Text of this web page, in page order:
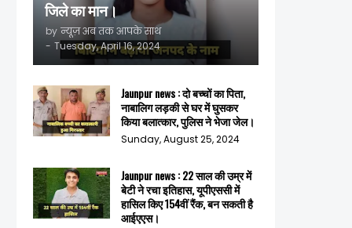
जिले का मान।
by न्यूज़ अब तक आपके साथ
- Tuesday, April 16, 2024
Jaunpur news : दो बच्चों का पिता,
नाबालिग लड़की से घर में घुसकर
किया बलात्कार, पुलिस ने भेजा जेल।
Sunday, August 25, 2024
Jaunpur news : 22 साल की उम्र में
बेटी ने रचा इतिहास, यूपीएससी में
हासिल किए 154वीं रैंक, बन सकती है
आईएएस।